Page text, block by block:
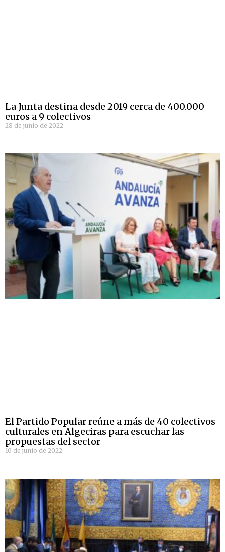
La Junta destina desde 2019 cerca de 400.000
euros a 9 colectivos
28 de junio de 2022
El Partido Popular reúne a más de 40 colectivos
culturales en Algeciras para escuchar las
propuestas del sector
10 de junio de 2022